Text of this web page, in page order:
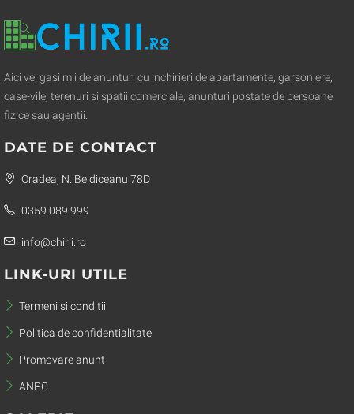
Aici vei gasi mii de anunturi cu inchirieri de apartamente, garsoniere,
case-vile, terenuri si spatii comerciale, anunturi postate de persoane
fizice sau agentii.
DATE DE CONTACT
Oradea, N. Beldiceanu 78D
0359 089 999
info@chirii.ro
LINK-URI UTILE
Termeni si conditii
Politica de confidentialitate
Promovare anunt
ANPC